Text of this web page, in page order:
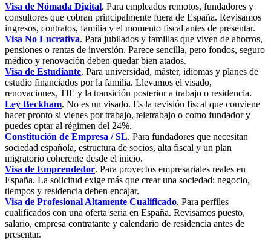
Visa de Nómada Digital. Para empleados remotos, fundadores y
consultores que cobran principalmente fuera de España. Revisamos
ingresos, contratos, familia y el momento fiscal antes de presentar.
Visa No Lucrativa. Para jubilados y familias que viven de ahorros,
pensiones o rentas de inversión. Parece sencilla, pero fondos, seguro
médico y renovación deben quedar bien atados.
Visa de Estudiante. Para universidad, máster, idiomas y planes de
estudio financiados por la familia. Llevamos el visado,
renovaciones, TIE y la transición posterior a trabajo o residencia.
Ley Beckham. No es un visado. Es la revisión fiscal que conviene
hacer pronto si vienes por trabajo, teletrabajo o como fundador y
puedes optar al régimen del 24%.
Constitución de Empresa / SL. Para fundadores que necesitan
sociedad española, estructura de socios, alta fiscal y un plan
migratorio coherente desde el inicio.
Visa de Emprendedor. Para proyectos empresariales reales en
España. La solicitud exige más que crear una sociedad: negocio,
tiempos y residencia deben encajar.
Visa de Profesional Altamente Cualificado. Para perfiles
cualificados con una oferta seria en España. Revisamos puesto,
salario, empresa contratante y calendario de residencia antes de
presentar.